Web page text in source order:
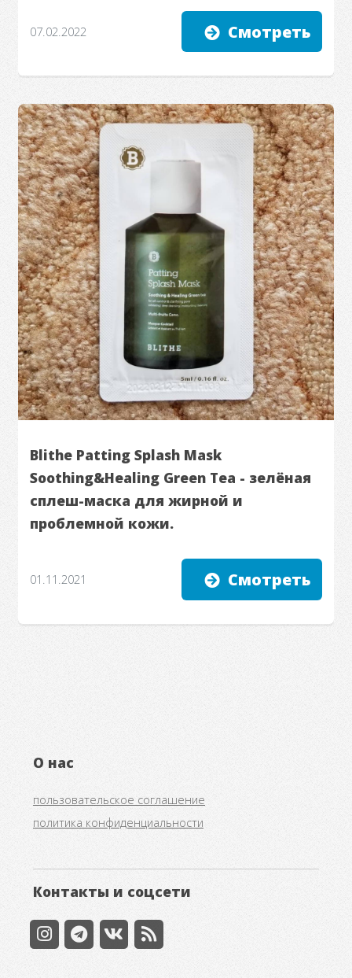
07.02.2022 Смотреть
Blithe Patting Splash Mask
Soothing&Healing Green Tea - зелёная
сплеш-маска для жирной и
проблемной кожи.
01.11.2021 Смотреть
О нас
пользовательское соглашение
политика конфиденциальности
Контакты и соцсети